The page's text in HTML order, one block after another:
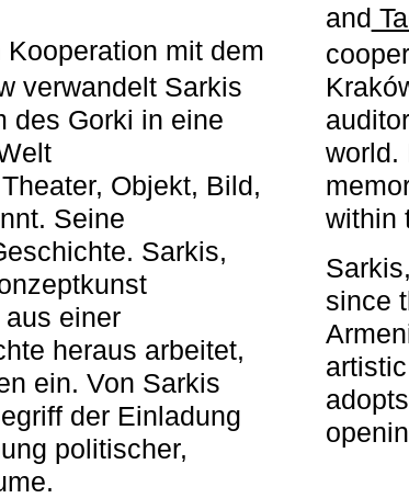
Kooperation mit dem
verwandelt Sarkis
des Gorki in eine
Objekt, Bild,
Seine
Sarkis,
einer
heraus arbeitet,
ein. Von Sarkis
der Einladung
politischer,
and
world.
within
since